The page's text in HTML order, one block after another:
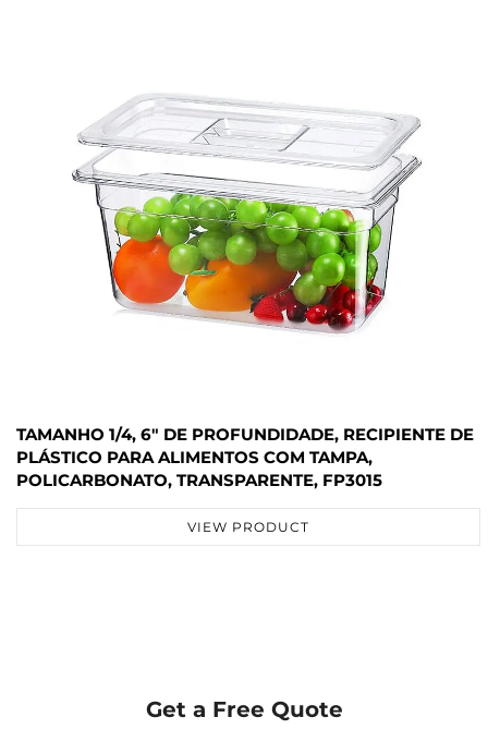
TAMANHO 1/4, 6" DE PROFUNDIDADE, RECIPIENTE DE
PLÁSTICO PARA ALIMENTOS COM TAMPA,
POLICARBONATO, TRANSPARENTE, FP3015
VIEW PRODUCT
Get a Free Quote